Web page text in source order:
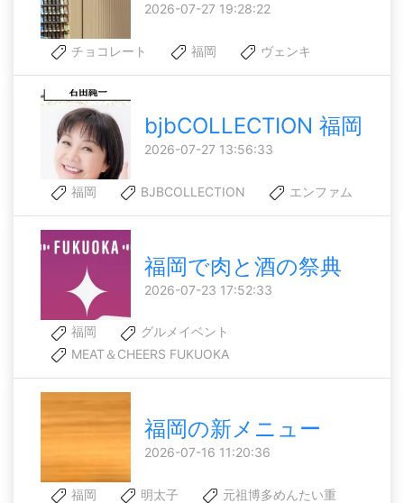
2026-07-27 19:28:22
チョコレート 福岡 ヴェンキ
bjbCOLLECTION 福岡
2026-07-27 13:56:33
福岡 BJBCOLLECTION エンファム
福岡で肉と酒の祭典
2026-07-23 17:52:33
福岡
グルメイベント
MEAT＆CHEERS FUKUOKA
福岡の新メニュー
2026-07-16 11:20:36
福岡 明太子 元祖博多めんたい重